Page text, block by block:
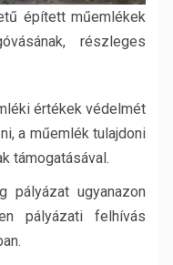
épített műemlékek
részleges
értékek védelmét
a műemlék tulajdoni
támogatásával.
pályázat ugyanazon
pályázati felhívás